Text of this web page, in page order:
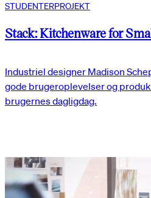
STUDENTERPROJEKT
Stack: Kitchenware for
Industriel designer Madison
gode brugeroplevelser og
brugernes dagligdag.